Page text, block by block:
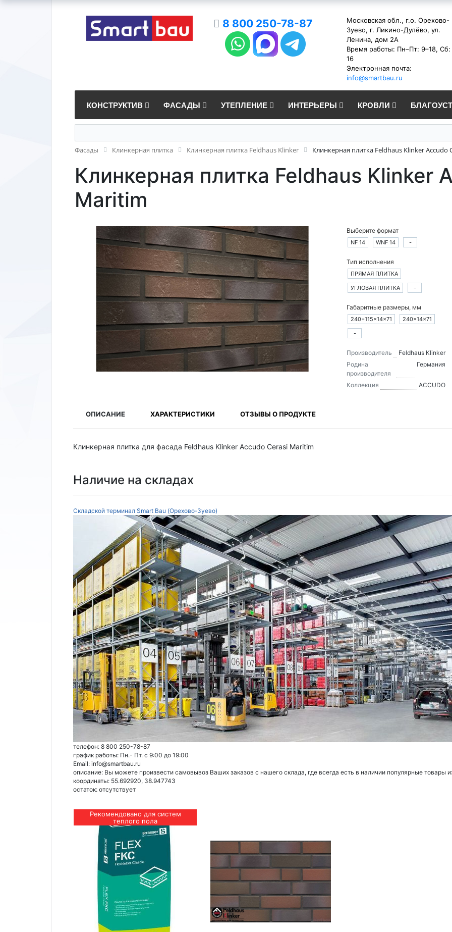
8 800 250-78-87
Московская обл., г.о. Орехово-
Зуево, г. Ликино-Дулёво, ул.
Ленина, дом 2А
Время работы: Пн–Пт: 9–18, Сб:
16
Электронная почта:
info@smartbau.ru
КОНСТРУКТИВ ФАСАДЫ УТЕПЛЕНИЕ ИНТЕРЬЕРЫ КРОВЛИ
Фасады Клинкерная плитка Клинкерная плитка Feldhaus Klinker Клинкерная плитка Feldhaus Klinker Accudo
Клинкерная плитка Feldhaus Klinker
Maritim
Выберите формат
NF 14 WNF 14 -
Тип исполнения
ПРЯМАЯ ПЛИТКА
УГЛОВАЯ ПЛИТКА
-
Габаритные размеры, мм
240+115×14×71
240×14×71
-
Производитель
Feldhaus Klinker
Родина
производителя
Германия
Коллекция ACCUDO
ОПИСАНИЕ ХАРАКТЕРИСТИКИ ОТЗЫВЫ О ПРОДУКТЕ
Клинкерная плитка для фасада Feldhaus Klinker Accudo Cerasi Maritim
Наличие на складах
Складской терминал Smart Bau (Орехово-Зуево)
телефон: 8 800 250-78-87
график работы: Пн.- Пт. с 9:00 до 19:00
Email: info@smartbau.ru
описание: Вы можете произвести самовывоз Ваших заказов с нашего склада, где всегда есть в наличии популярные товары
координаты: 55.692920, 38.947743
остаток: отсутствует
Рекомендовано для систем
теплого пола